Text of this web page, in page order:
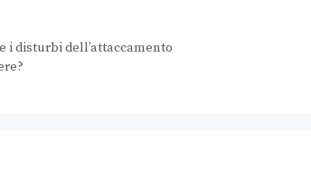
i disturbi dell’attaccamento